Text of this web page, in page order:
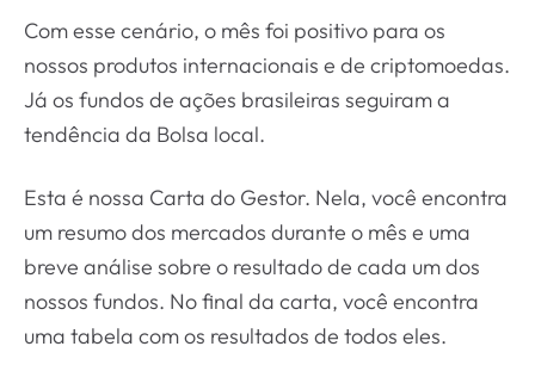
Com esse cenário, o mês foi positivo para os
nossos produtos internacionais e de criptomoedas.
Já os fundos de ações brasileiras seguiram a
tendência da Bolsa local.
Esta é nossa Carta do Gestor. Nela, você encontra
um resumo dos mercados durante o mês e uma
breve análise sobre o resultado de cada um dos
nossos fundos. No final da carta, você encontra
uma tabela com os resultados de todos eles.